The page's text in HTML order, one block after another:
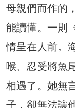
母親們而作的
能讀懂。一則
情呈在人前。
喉、忍受將魚
相遇了。她無
子，卻無法讓